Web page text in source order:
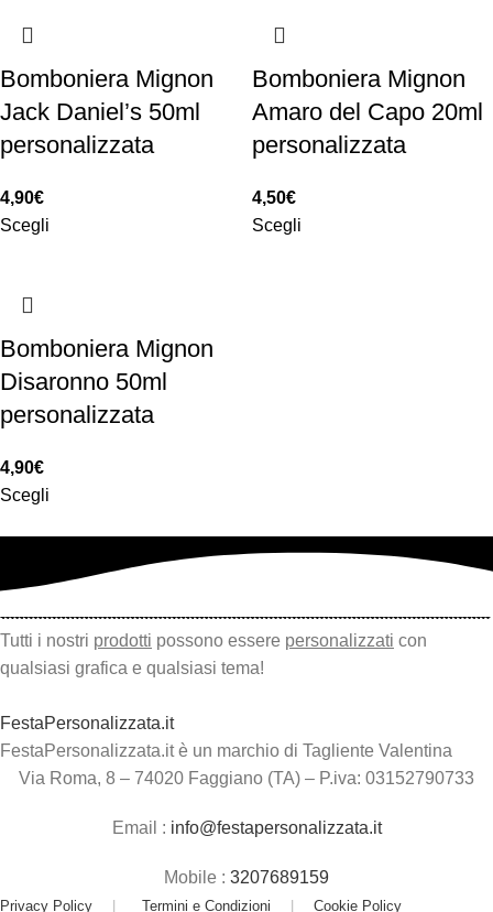
Bomboniera Mignon
Jack Daniel’s 50ml
personalizzata
4,90€
Scegli
Bomboniera Mignon
Amaro del Capo 20ml
personalizzata
4,50€
Scegli
Bomboniera Mignon
Disaronno 50ml
personalizzata
4,90€
Scegli
Tutti i nostri prodotti possono essere personalizzati con
qualsiasi grafica e qualsiasi tema!
FestaPersonalizzata.it
FestaPersonalizzata.it è un marchio di Tagliente Valentina
Via Roma, 8 – 74020 Faggiano (TA) – P.iva: 03152790733
Email : info@festapersonalizzata.it
Mobile : 3207689159
Privacy Policy | Termini e Condizioni | Cookie Policy